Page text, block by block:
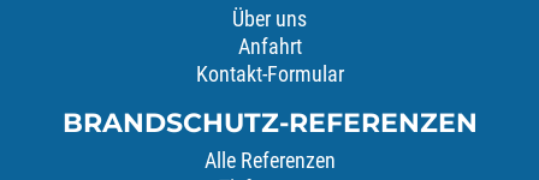
Über uns
Anfahrt
Kontakt-Formular
BRANDSCHUTZ-REFERENZEN
Alle Referenzen